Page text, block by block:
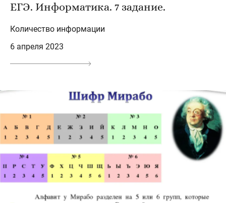
ЕГЭ. Информатика. 7 задание.
Количество информации
6 апреля 2023